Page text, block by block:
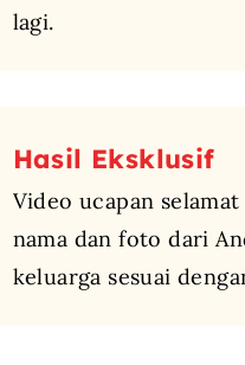
lagi.
Hasil Eksklusif
Video ucapan
nama dan foto dari
keluarga sesuai